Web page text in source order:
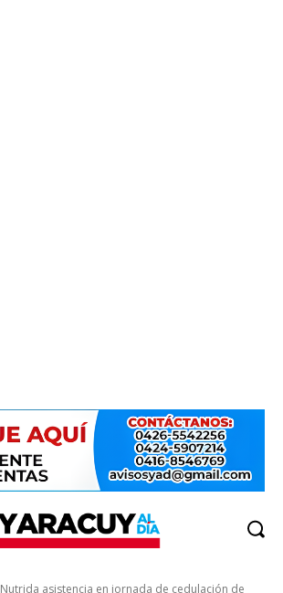
Nutrida asistencia en jornada de cedulación de